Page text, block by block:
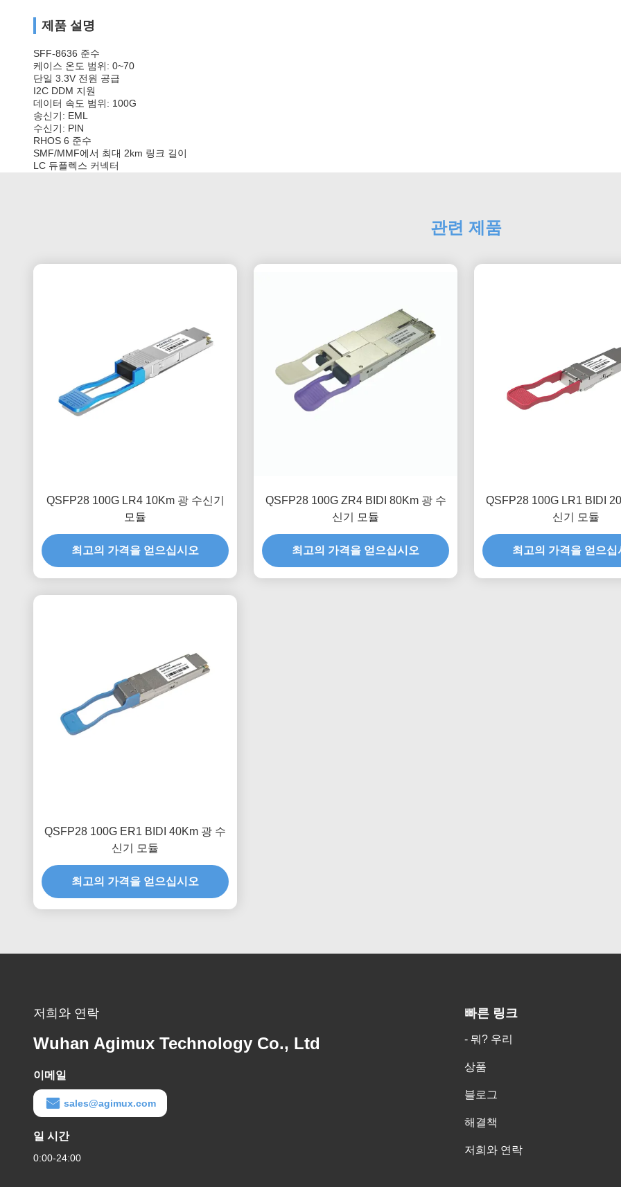
제품 설명
SFF-8636 준수
케이스 온도 범위: 0~70
단일 3.3V 전원 공급
I2C DDM 지원
데이터 속도 범위: 100G
송신기: EML
수신기: PIN
RHOS 6 준수
SMF/MMF에서 최대 2km 링크 길이
LC 듀플렉스 커넥터
관련 제품
QSFP28 100G LR4 10Km 광 수신기
모듈
최고의 가격을 얻으십시오
QSFP28 100G ZR4 BIDI 80Km 광 수
신기 모듈
최고의 가격을 얻으십시오
QSFP28 100G LR1 BIDI
신기 모듈
최고의 가격을 얻으십
QSFP28 100G ER1 BIDI 40Km 광 수
신기 모듈
최고의 가격을 얻으십시오
저희와 연락
Wuhan Agimux Technology Co., Ltd
이메일
sales@agimux.com
일 시간
0:00-24:00
빠른 링크
- 뭐? 우리
상품
블로그
해결책
저희와 연락